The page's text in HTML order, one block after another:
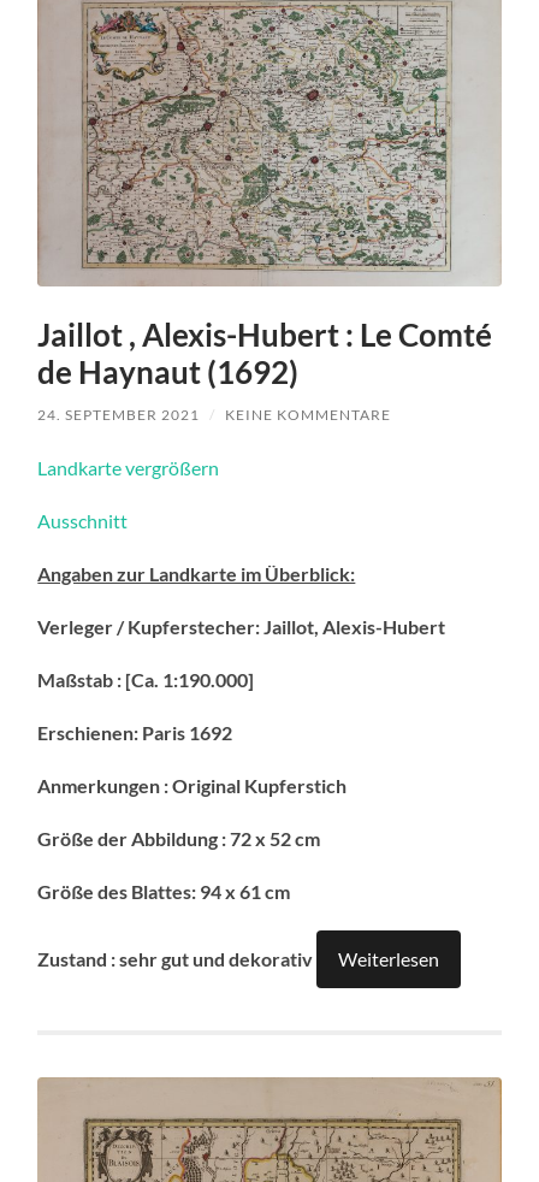
Jaillot , Alexis-Hubert : Le Comté
de Haynaut (1692)
24. SEPTEMBER 2021 / KEINE KOMMENTARE
Landkarte vergrößern
Ausschnitt
Angaben zur Landkarte im Überblick:
Verleger / Kupferstecher: Jaillot, Alexis-Hubert
Maßstab : [Ca. 1:190.000]
Erschienen: Paris 1692
Anmerkungen : Original Kupferstich
Größe der Abbildung : 72 x 52 cm
Größe des Blattes: 94 x 61 cm
Zustand : sehr gut und dekorativ Weiterlesen